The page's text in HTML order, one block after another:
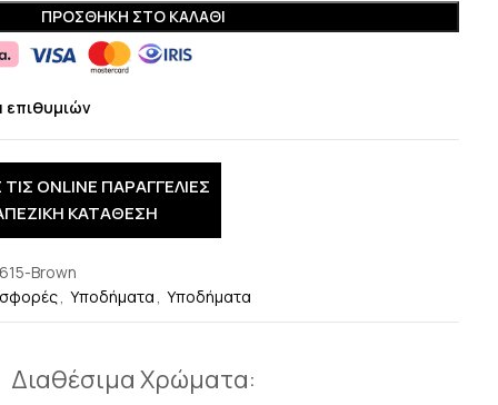
ΠΡΟΣΘΉΚΗ ΣΤΟ ΚΑΛΆΘΙ
ONLINE ΠΑΡΑΓΓΕΛΙΕΣ
ΚΑΤΑΘΕΣΗ
Brown
, Υποδήματα , Υποδήματα
Διαθέσιμα Χρώματα: